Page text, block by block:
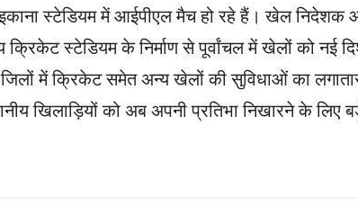
स्टेडियम में आईपीएल मैच हो रहे हैं। खेल निदेशक
क्रिकेट स्टेडियम के निर्माण से पूर्वांचल में खेलों को नई
में क्रिकेट समेत अन्य खेलों की सुविधाओं का लगातार
खिलाड़ियों को अब अपनी प्रतिभा निखारने के लिए